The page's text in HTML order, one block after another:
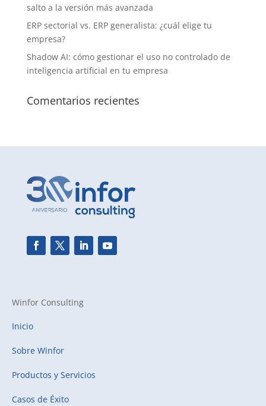
salto a la versión más avanzada
ERP sectorial vs. ERP generalista: ¿cuál elige tu
empresa?
Shadow AI: cómo gestionar el uso no controlado de
inteligencia artificial en tu empresa
Comentarios recientes
Winfor Consulting
Inicio
Sobre Winfor
Productos y Servicios
Casos de Éxito